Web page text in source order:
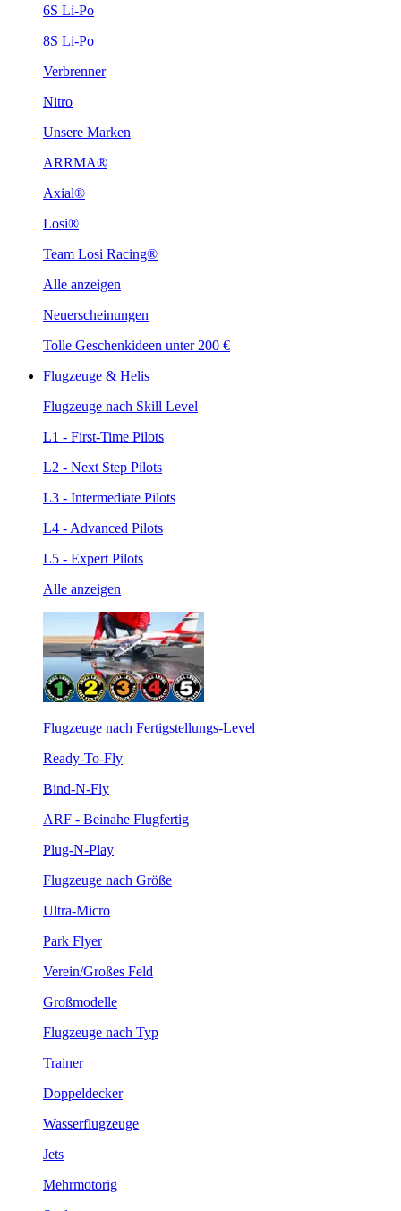
6S Li-Po
8S Li-Po
Verbrenner
Nitro
Unsere Marken
ARRMA®
Axial®
Losi®
Team Losi Racing®
Alle anzeigen
Neuerscheinungen
Tolle Geschenkideen unter 200 €
Flugzeuge & Helis
Flugzeuge nach Skill Level
L1 - First-Time Pilots
L2 - Next Step Pilots
L3 - Intermediate Pilots
L4 - Advanced Pilots
L5 - Expert Pilots
Alle anzeigen
Flugzeuge nach Fertigstellungs-Level
Ready-To-Fly
Bind-N-Fly
ARF - Beinahe Flugfertig
Plug-N-Play
Flugzeuge nach Größe
Ultra-Micro
Park Flyer
Verein/Großes Feld
Großmodelle
Flugzeuge nach Typ
Trainer
Doppeldecker
Wasserflugzeuge
Jets
Mehrmotorig